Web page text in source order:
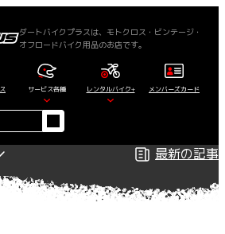
ダートバイクプラスは、モトクロス・ビンテージ・
オフロードバイク用品のお店です。
サービス各種 レンタルバイク+ メンバーズカード
最新の記事